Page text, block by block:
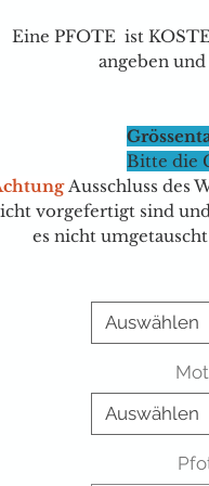
Eine PFOTE ist
angeben
Bitte die
Ausschluss des
vorgefertigt sind
es nicht
Auswählen
Auswählen